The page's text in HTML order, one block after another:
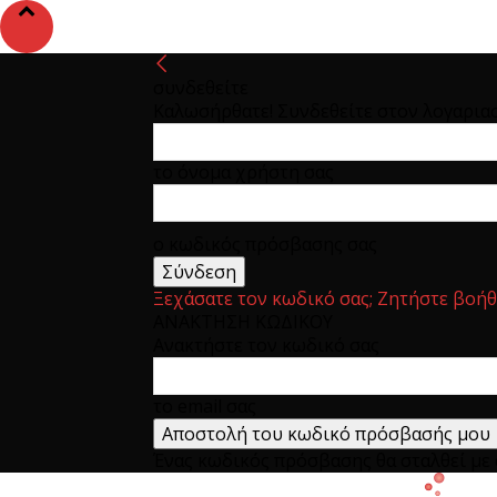
Ξεχάσατε τον κωδικό σας; Ζητήστε